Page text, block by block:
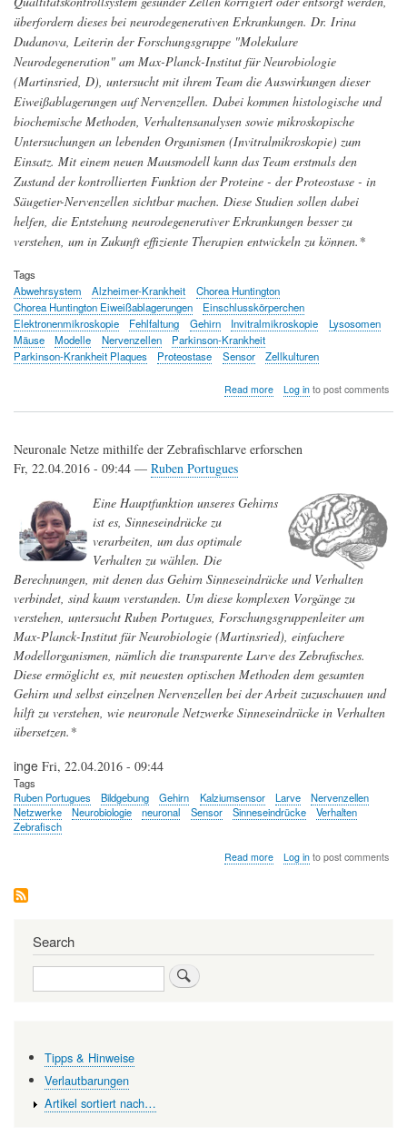
überfordern dieses bei neurodegenerativen Erkrankungen. Dr. Irina
Dudanova, Leiterin der Forschungsgruppe "Molekulare
Neurodegeneration" am Max-Planck-Institut für Neurobiologie
(Martinsried, D), untersucht mit ihrem Team die Auswirkungen dieser
Eiweißablagerungen auf Nervenzellen. Dabei kommen histologische und
biochemische Methoden, Verhaltensanalysen sowie mikroskopische
Untersuchungen an lebenden Organismen (Invitralmikroskopie) zum
Einsatz. Mit einem neuen Mausmodell kann das Team erstmals den
Zustand der kontrollierten Funktion der Proteine - der Proteostase - in
Säugetier-Nervenzellen sichtbar machen. Diese Studien sollen dabei
helfen, die Entstehung neurodegenerativer Erkrankungen besser zu
verstehen, um in Zukunft effiziente Therapien entwickeln zu können.*
Tags
Abwehrsystem
Alzheimer-Krankheit
Chorea Huntington
Chorea Huntington Eiweißablagerungen
Einschlusskörperchen
Elektronenmikroskopie
Fehlfaltung Gehirn Invitralmikroskopie
Lysosomen
Mäuse
Modelle Nervenzellen
Parkinson-Krankheit
Parkinson-Krankheit Plaques
Proteostase Sensor Zellkulturen
Read moreabout
Gehirn
Log into post comments
Neuronale Netze mithilfe der Zebrafischlarve erforschen
Fr, 22.04.2016 - 09:44 — Ruben Portugues
Eine Hauptfunktion unseres Gehirns
ist es, Sinneseindrücke zu
verarbeiten, um das optimale
Verhalten zu wählen. Die
Berechnungen, mit denen das Gehirn Sinneseindrücke und Verhalten
verbindet, sind kaum verstanden. Um diese komplexen Vorgänge zu
verstehen, untersucht Ruben Portugues, Forschungsgruppenleiter am
Max-Planck-Institut für Neurobiologie (Martinsried), einfachere
Modellorganismen, nämlich die transparente Larve des Zebrafisches.
Diese ermöglicht es, mit neuesten optischen Methoden dem gesamten
Gehirn und selbst einzelnen Nervenzellen bei der Arbeit zuzuschauen und
hilft zu verstehen, wie neuronale Netzwerke Sinneseindrücke in Verhalten
übersetzen.*
inge Fri, 22.04.2016 - 09:44
Tags
Ruben Portugues
Bildgebung Gehirn Kalziumsensor Larve
Nervenzellen
Netzwerke
Neurobiologie neuronal Sensor Sinneseindrücke
Verhalten
Zebrafisch
Read moreabout
Log into post comments
Search
Search
Tipps & Hinweise
Verlautbarungen
Artikel sortiert nach…